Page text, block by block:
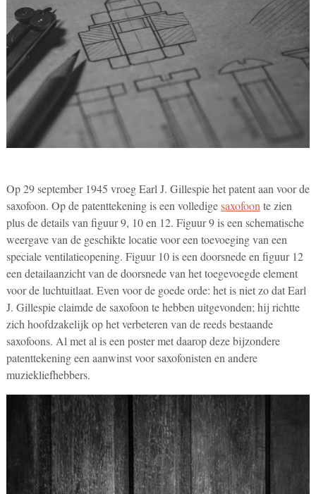
Op 29 september 1945 vroeg Earl J. Gillespie het patent aan voor de
saxofoon. Op de patenttekening is een volledigesaxofoon te zien
plus de details van figuur 9, 10 en 12. Figuur 9 is een schematische
weergave van de geschikte locatie voor een toevoeging van een
speciale ventilatieopening. Figuur 10 is een doorsnede en figuur 12
een detailaanzicht van de doorsnede van het toegevoegde element
voor de luchtuitlaat. Even voor de goede orde: het is niet zo dat Earl
J. Gillespie claimde de saxofoon te hebben uitgevonden; hij richtte
zich hoofdzakelijk op het verbeteren van de reeds bestaande
saxofoons. Al met al is een poster met daarop deze bijzondere
patenttekening een aanwinst voor saxofonisten en andere
muziekliefhebbers.